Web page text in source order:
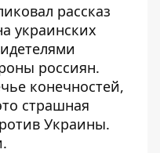
рассказ
украинских
россиян.
конечностей,
страшная
Украины.